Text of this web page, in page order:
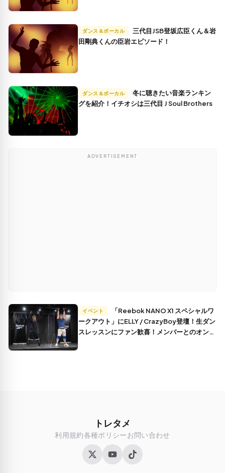
ダンス＆ボーカル
田剛典くんの臣岩エピソード！
ダンス＆ボーカル
グを紹介！イチオシは三代目 J Soul Brothers
ADVERTISEMENT
イベント
ークアウト」にELLY / CrazyBoy登壇！生ダン
スレッスンにファン歓喜！メンバーとのオンラ
トレタメ
利用規約各種ポリシーお問い合わせ